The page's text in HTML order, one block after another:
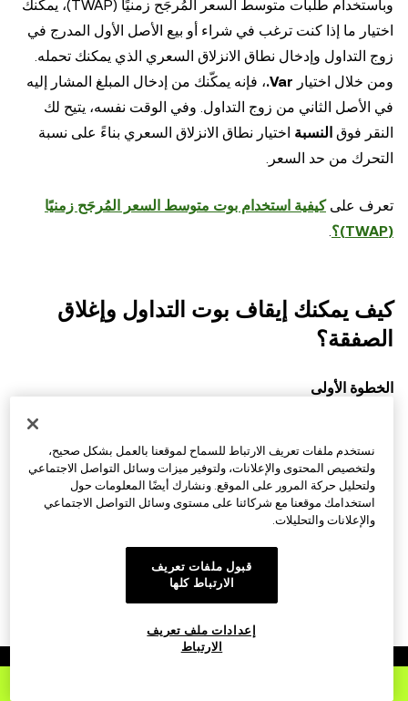
وباستخدام طلبات متوسط السعر المُرجَح زمنيًا (TWAP)، يمكنك
اختيار ما إذا كنت ترغب في شراء أو بيع الأصل الأول المدرج في
زوج التداول وإدخال نطاق الانزلاق السعري الذي يمكنك تحمله.
ومن خلال اختيار Var. ، فإنه يمكّنك من إدخال المبلغ المشار إليه
في الأصل الثاني من زوج التداول. وفي الوقت نفسه، يتيح لك
النقر فوق النسبة اختيار نطاق الانزلاق السعري بناءً على نسبة
التحرك من حد السعر.
تعرف علىكيفية استخدام بوت متوسط السعر المُرجَح زمنيًا
(TWAP)؟
كيف يمكنك إيقاف بوت التداول وإغلاق
الصفقة؟
الخطوة الأولى
بوت التداول في علامة تبويببوتات التداولفي لوحة معلومات
التداول. وهنا يمكنك عرض تفاصيل صفقات التداول الخاصة بك،
بما في ذلك ربحيتها حتى الآن. كما يمكنك من خلال هذه الصفحة
إذا كنت تريد إيقاف بوت قيد التشغيل، فما عليك سوى النقر فوق
بجوار الصفقة ذات الصلة.
نستخدم ملفات تعريف الارتباط للسماح لموقعنا بالعمل بشكل صحيح،
ولتخصيص المحتوى والإعلانات، ولتوفير ميزات وسائل التواصل الاجتماعي
ولتحليل حركة المرور على الموقع. ونشارك أيضًا المعلومات حول
استخدامك موقعنا مع شركائنا على مستوى وسائل التواصل الاجتماعي
والإعلانات والتحليلات.
قبول ملفات تعريف
الارتباط كلها
إعدادات ملف تعريف
الارتباط